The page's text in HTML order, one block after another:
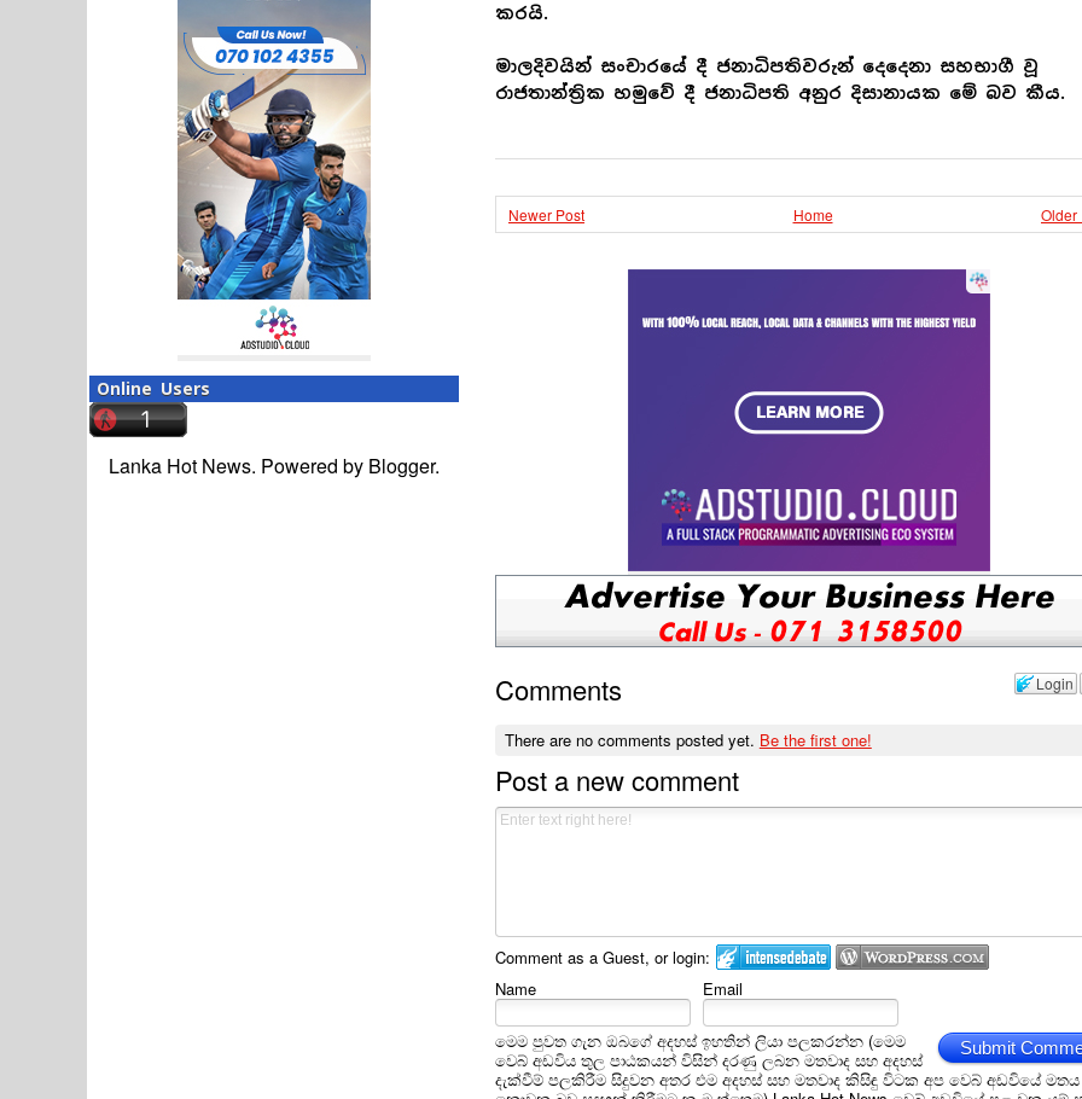
Online Users
Lanka Hot News. Powered by Blogger.
කරයි.
මාලදිවයින් සංචාරයේ දී ජනාධිපතිවරුන් දෙදෙනා සහභාගී වූ
රාජතාන්ත්‍රික හමුවේ දී ජනාධිපති අනුර දිසානායක මේ බව කීය.
Newer Post Older
Home
Login
Comments
There are no comments posted yet. Be the first one!
Post a new comment
Comment as a Guest, or login:
Name
Email
Submit
මෙම පුවත ගැන ඔබගේ අදහස් ඉහතින් ලියා පලකරන්න (මෙම
වෙබ් අඩවිය තුල පාඨකයන් විසින් දරණු ලබන මතවාද සහ අදහස්
දැක්වීම් පලකිරීම සිදුවන අතර එම අදහස් සහ මතවාද කිසිඳු විටක අප වෙබ් අඩවියේ මතය